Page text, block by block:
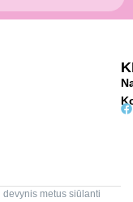
metus siūlanti